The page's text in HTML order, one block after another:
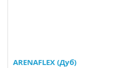
ARENAFLEX (Дуб)